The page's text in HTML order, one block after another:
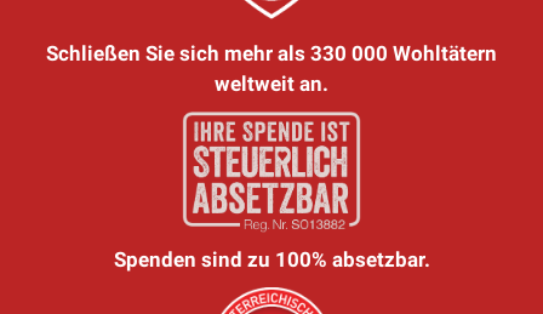
Schließen Sie sich mehr als 330 000 Wohltätern
weltweit an.
Spenden sind zu 100% absetzbar.